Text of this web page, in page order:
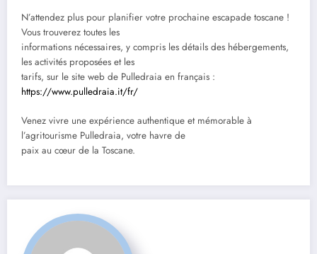
N’attendez plus pour planifier votre prochaine escapade toscane !
Vous trouverez toutes les
informations nécessaires, y compris les détails des hébergements,
les activités proposées et les
tarifs, sur le site web de Pulledraia en français :
https://www.pulledraia.it/fr/
Venez vivre une expérience authentique et mémorable à
l’agritourisme Pulledraia, votre havre de
paix au cœur de la Toscane.